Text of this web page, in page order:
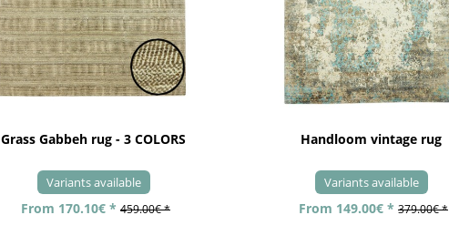
Grass Gabbeh rug - 3 COLORS
Variants available
From 170.10€ * 459.00€ *
Handloom vintage rug
Variants available
From 149.00€ * 379.00€ *